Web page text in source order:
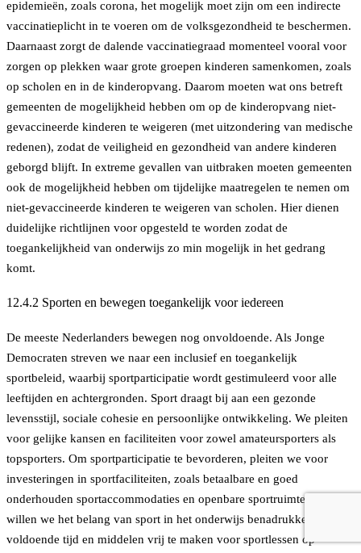
epidemieën, zoals corona, het mogelijk moet zijn om een indirecte
vaccinatieplicht in te voeren om de volksgezondheid te beschermen.
Daarnaast zorgt de dalende vaccinatiegraad momenteel vooral voor
zorgen op plekken waar grote groepen kinderen samenkomen, zoals
op scholen en in de kinderopvang. Daarom moeten wat ons betreft
gemeenten de mogelijkheid hebben om op de kinderopvang niet-
gevaccineerde kinderen te weigeren (met uitzondering van medische
redenen), zodat de veiligheid en gezondheid van andere kinderen
geborgd blijft. In extreme gevallen van uitbraken moeten gemeenten
ook de mogelijkheid hebben om tijdelijke maatregelen te nemen om
niet-gevaccineerde kinderen te weigeren van scholen. Hier dienen
duidelijke richtlijnen voor opgesteld te worden zodat de
toegankelijkheid van onderwijs zo min mogelijk in het gedrang
komt.
12.4.2 Sporten en bewegen toegankelijk voor iedereen
De meeste Nederlanders bewegen nog onvoldoende. Als Jonge
Democraten streven we naar een inclusief en toegankelijk
sportbeleid, waarbij sportparticipatie wordt gestimuleerd voor alle
leeftijden en achtergronden. Sport draagt bij aan een gezonde
levensstijl, sociale cohesie en persoonlijke ontwikkeling. We pleiten
voor gelijke kansen en faciliteiten voor zowel amateursporters als
topsporters. Om sportparticipatie te bevorderen, pleiten we voor
investeringen in sportfaciliteiten, zoals betaalbare en goed
onderhouden sportaccommodaties en openbare sportruimtes. Ook
willen we het belang van sport in het onderwijs benadrukken door
voldoende tijd en middelen vrij te maken voor sportlessen op